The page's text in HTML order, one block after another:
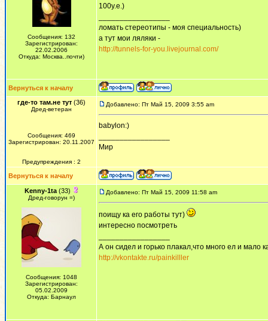
Сообщения: 132
Зарегистрирован:
22.02.2006
Откуда: Москва..почти)
100у.е.)
ломать стереотипы - моя специальность)
а тут мои ляляки -
http://tunnels-for-you.livejournal.com/
Вернуться к началу
где-то там.не тут (36)
Дред-ветеран
Сообщения: 469
Зарегистрирован: 20.11.2007
Предупреждения : 2
Добавлено: Пт Май 15, 2009 3:55 am
babylon:)
Мир
Вернуться к началу
Kenny-1ta(33)
Дред-говорун =)
Сообщения: 1048
Зарегистрирован:
05.02.2009
Откуда: Барнаул
Добавлено: Пт Май 15, 2009 11:58 am
поищу ка его работы тут)
интересно посмотреть
А он сидел и горько плакал,что много ел и мало
http://vkontakte.ru/painkilller